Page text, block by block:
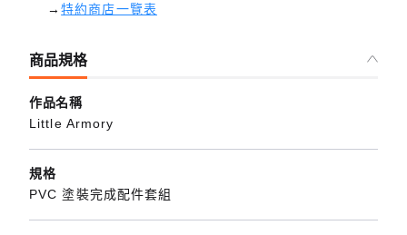
→特約商店一覽表
商品規格
作品名稱
Little Armory
規格
PVC 塗裝完成配件套組